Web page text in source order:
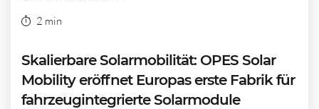
2 min
Skalierbare Solarmobilität: OPES Solar
Mobility eröffnet Europas erste Fabrik für
fahrzeugintegrierte Solarmodule